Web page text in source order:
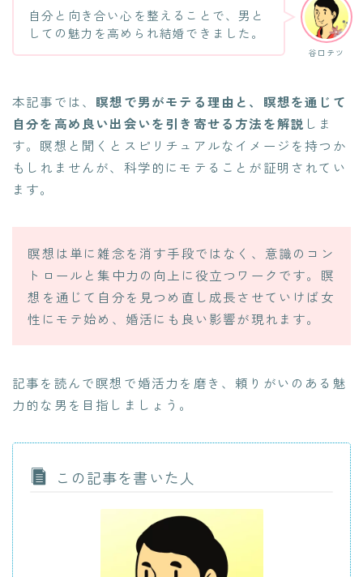
谷口テツ
自分と向き合い心を整えることで、男と
しての魅力を高められ結婚できました。
本記事では、 瞑想で男がモテる理由と、瞑想を通じて
自分を高め良い出会いを引き寄せる方法を解説 しま
す。瞑想と聞くとスピリチュアルなイメージを持つか
もしれませんが、科学的にモテることが証明されてい
ます。
瞑想は単に雑念を消す手段ではなく、意識のコン
トロールと集中力の向上に役立つワークです。瞑
想を通じて自分を見つめ直し成長させていけば女
性にモテ始め、婚活にも良い影響が現れます。
記事を読んで瞑想で婚活力を磨き、頼りがいのある魅
力的な男を目指しましょう。
この記事を書いた人